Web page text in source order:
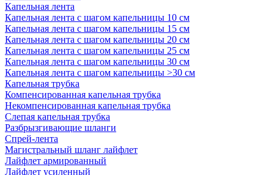
Капельная лента
Капельная лента с шагом капельницы 10 см
Капельная лента с шагом капельницы 15 см
Капельная лента с шагом капельницы 20 см
Капельная лента с шагом капельницы 25 см
Капельная лента с шагом капельницы 30 см
Капельная лента с шагом капельницы >30 см
Капельная трубка
Компенсированная капельная трубка
Некомпенсированная капельная трубка
Слепая капельная трубка
Разбрызгивающие шланги
Спрей-лента
Магистральный шланг лайфлет
Лайфлет армированный
Лайфлет усиленный